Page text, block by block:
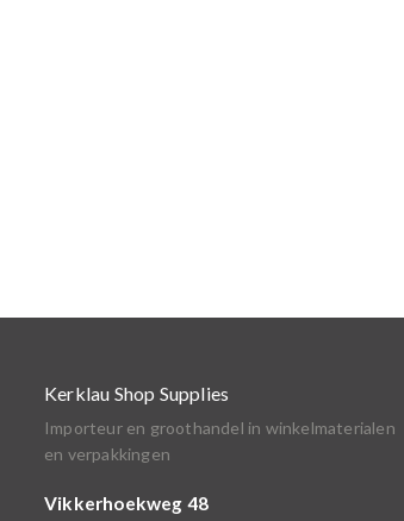
Kerklau Shop Supplies
Importeur en groothandel in winkelmaterialen
en verpakkingen
Vikkerhoekweg 48